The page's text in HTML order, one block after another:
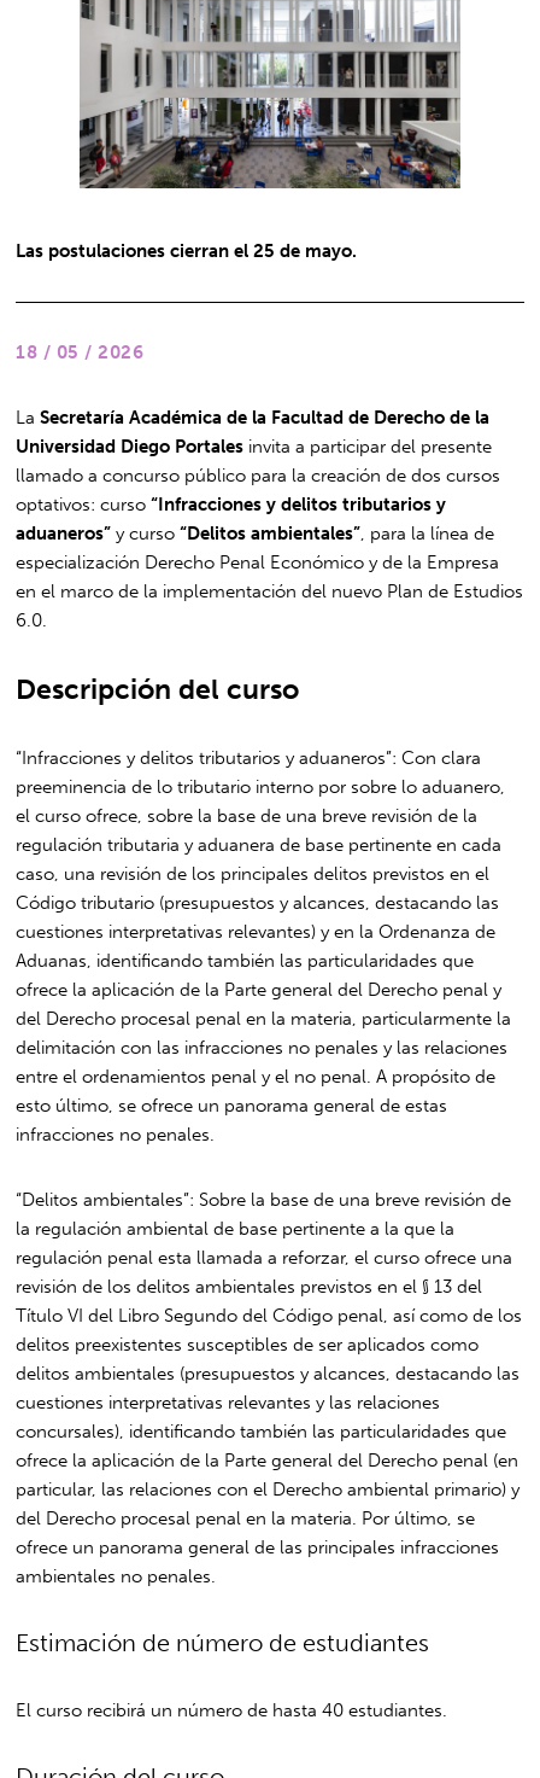
Las postulaciones cierran el 25 de mayo.
18 / 05 / 2026
LaSecretaría Académica de la Facultad de Derecho de la
Universidad Diego Portales invita a participar del presente
llamado a concurso público para la creación de dos cursos
optativos: curso“Infracciones y delitos tributarios y
aduaneros” y curso“Delitos ambientales” , para la línea de
especialización Derecho Penal Económico y de la Empresa
en el marco de la implementación del nuevo Plan de Estudios
6.0.
Descripción del curso
“Infracciones y delitos tributarios y aduaneros”: Con clara
preeminencia de lo tributario interno por sobre lo aduanero,
el curso ofrece, sobre la base de una breve revisión de la
regulación tributaria y aduanera de base pertinente en cada
caso, una revisión de los principales delitos previstos en el
Código tributario (presupuestos y alcances, destacando las
cuestiones interpretativas relevantes) y en la Ordenanza de
Aduanas, identificando también las particularidades que
ofrece la aplicación de la Parte general del Derecho penal y
del Derecho procesal penal en la materia, particularmente la
delimitación con las infracciones no penales y las relaciones
entre el ordenamientos penal y el no penal. A propósito de
esto último, se ofrece un panorama general de estas
infracciones no penales.
“Delitos ambientales”: Sobre la base de una breve revisión de
la regulación ambiental de base pertinente a la que la
regulación penal esta llamada a reforzar, el curso ofrece una
revisión de los delitos ambientales previstos en el § 13 del
Título VI del Libro Segundo del Código penal, así como de los
delitos preexistentes susceptibles de ser aplicados como
delitos ambientales (presupuestos y alcances, destacando las
cuestiones interpretativas relevantes y las relaciones
concursales), identificando también las particularidades que
ofrece la aplicación de la Parte general del Derecho penal (en
particular, las relaciones con el Derecho ambiental primario) y
del Derecho procesal penal en la materia. Por último, se
ofrece un panorama general de las principales infracciones
ambientales no penales.
Estimación de número de estudiantes
El curso recibirá un número de hasta 40 estudiantes.